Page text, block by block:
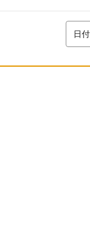
並び
日